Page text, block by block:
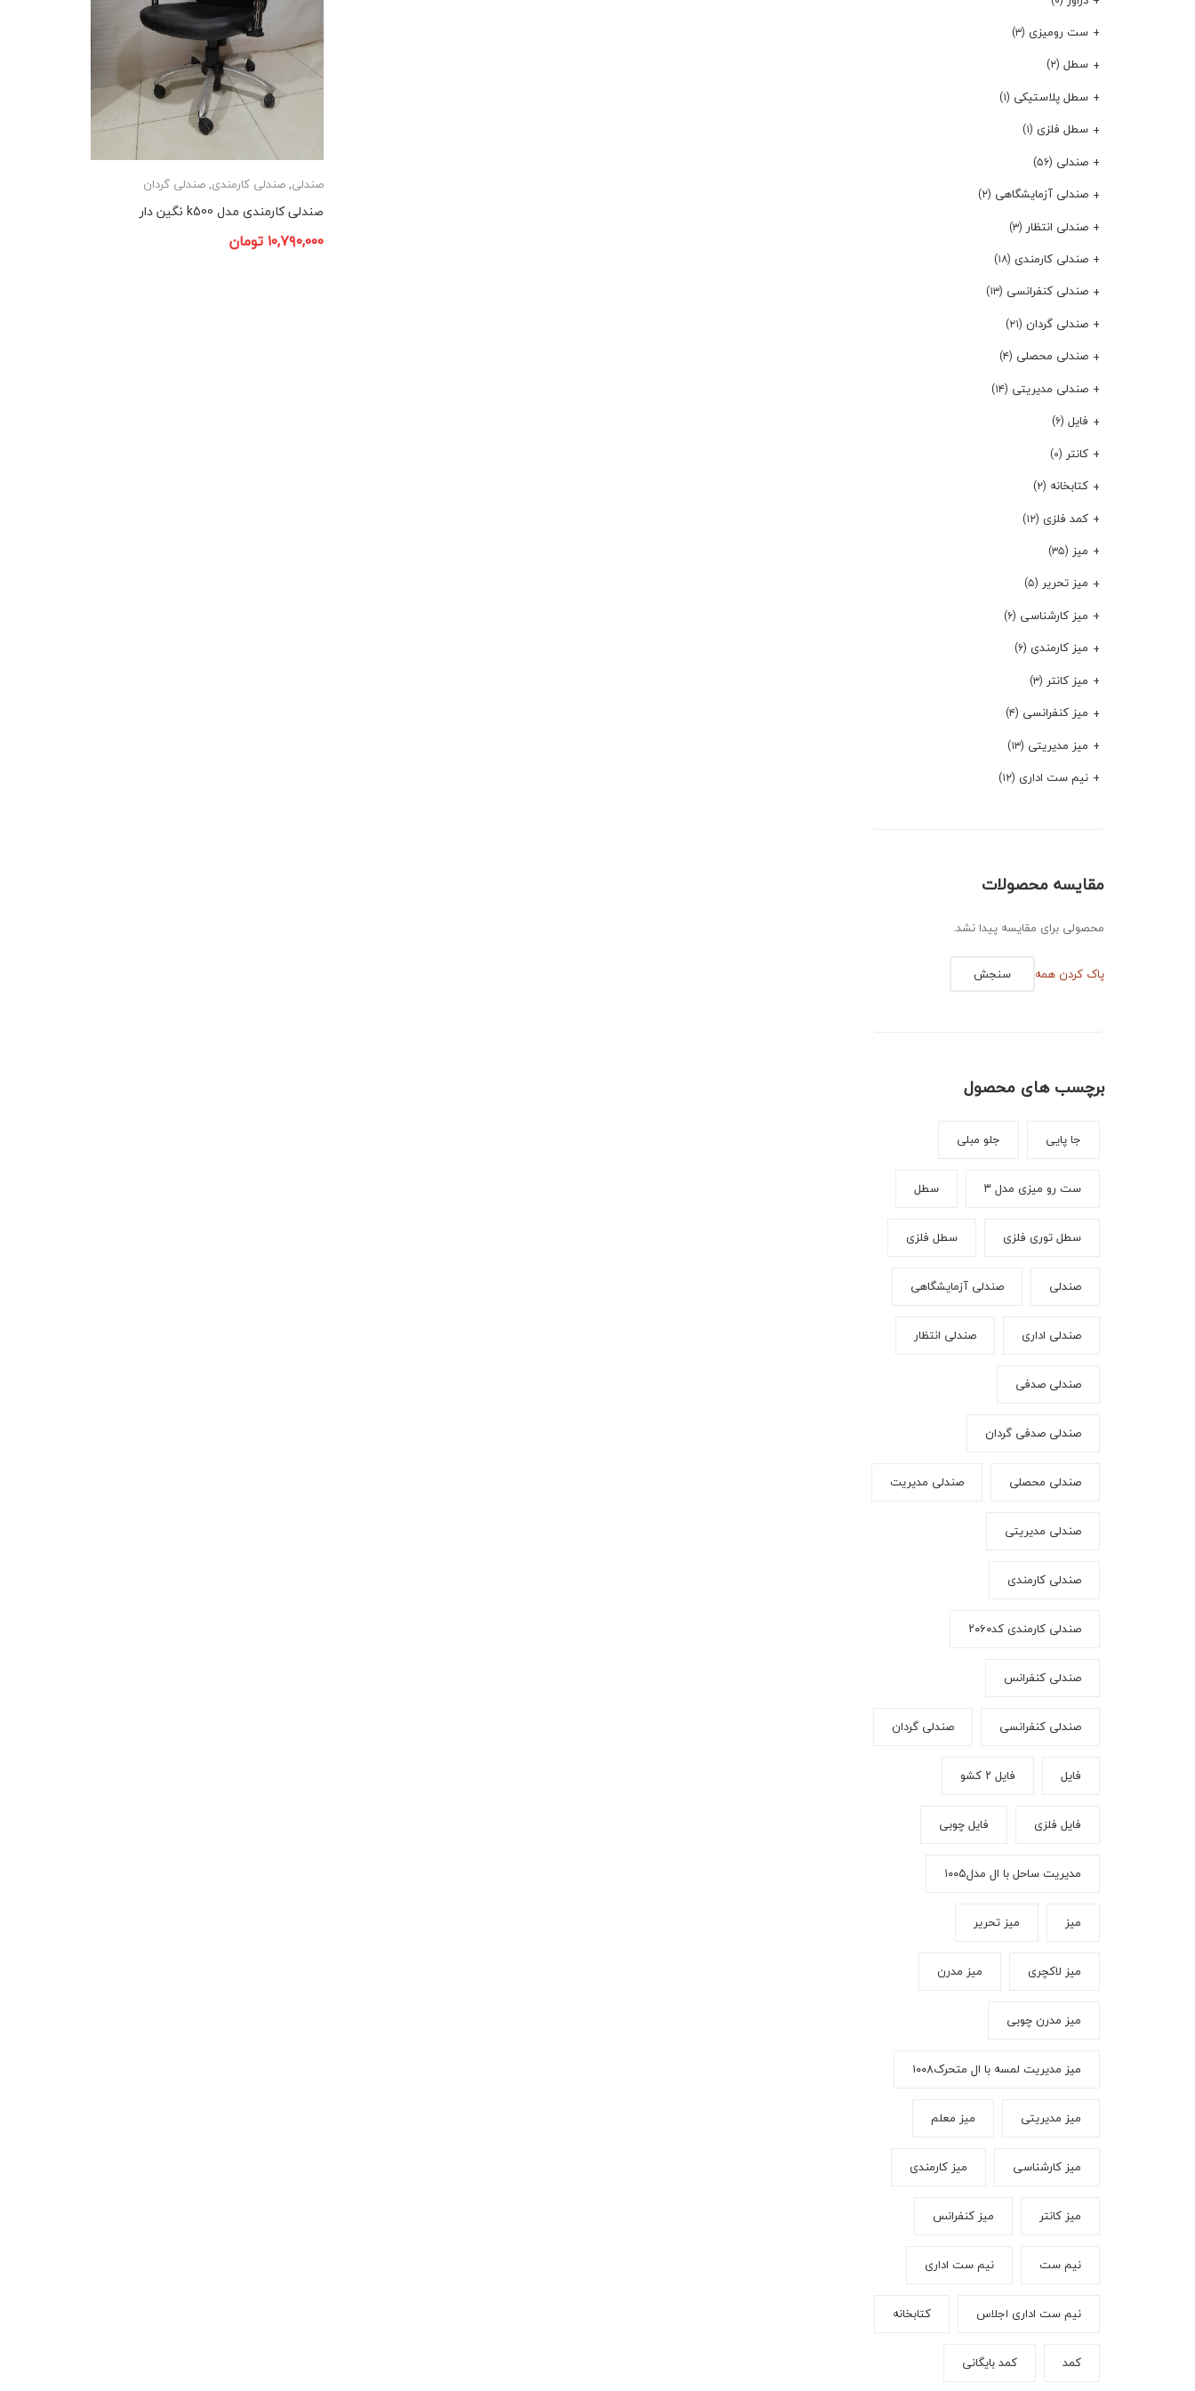
صندلی,صندلی کارمندی,صندلی گردان
صندلی کارمندی مدل k500 نگین دار
۱۰,۷۹۰,۰۰۰تومان
ست رومیزی (۳)
سطل (۲)
سطل پلاستیکی (۱)
سطل فلزی (۱)
صندلی (۵۶)
صندلی آزمایشگاهی (۲)
صندلی انتظار (۳)
صندلی کارمندی (۱۸)
صندلی کنفرانسی (۱۳)
صندلی گردان (۲۱)
صندلی محصلی (۴)
صندلی مدیریتی (۱۴)
فایل (۶)
کانتر (۰)
کتابخانه (۲)
کمد فلزی (۱۲)
میز (۳۵)
میز تحریر (۵)
میز کارشناسی (۶)
میز کارمندی (۶)
میز کانتر (۳)
میز کنفرانسی (۴)
میز مدیریتی (۱۳)
نیم ست اداری (۱۲)
مقایسه محصولات
محصولی برای مقایسه پیدا نشد.
پاک کردن همه سنجش
برچسب های محصول
جا پایی جلو مبلی
ست رو میزی مدل ۳ سطل
سطل توری فلزی سطل فلزی
صندلی صندلی آزمایشگاهی
صندلی اداری صندلی انتظار
صندلی صدفی
صندلی صدفی گردان
صندلی محصلی صندلی مدیریت
صندلی مدیریتی
صندلی کارمندی
صندلی کارمندی کد۲۰۶۰
صندلی کنفرانس
صندلی کنفرانسی صندلی گردان
فایل فایل ۲ کشو
فایل فلزی فایل چوبی
مدیریت ساحل با ال مدل۱۰۰۵
میز میز تحریر
میز لاکچری میز مدرن
میز مدرن چوبی
میز مدیریت لمسه با ال متحرک۱۰۰۸
میز مدیریتی میز معلم
میز کارشناسی میز کارمندی
میز کانتر میز کنفرانس
نیم ست نیم ست اداری
نیم ست اداری اجلاس کتابخانه
کمد کمد بایگانی